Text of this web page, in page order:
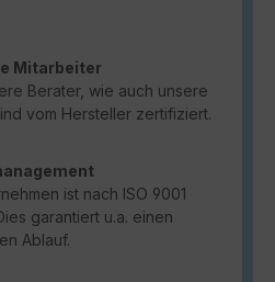
Mitarbeiter
Berater, wie auch unsere
vom Hersteller zertifiziert.
ist nach ISO 9001
garantiert u.a. einen
Ablauf.